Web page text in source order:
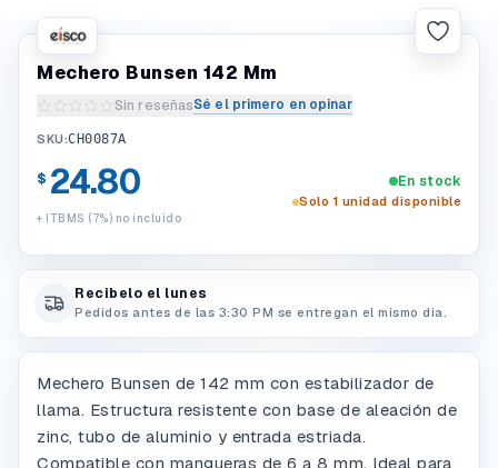
Mechero Bunsen 142 Mm
Sin reseñasSé el primero en opinar
Escribir una reseña del producto
SKU:CH0087A
$ 24.80
+ ITBMS (7%) no incluido
En stock
Solo 1 unidad disponible
Recibelo el lunes
Pedidos antes de las 3:30 PM se entregan el mismo dia.
Mechero Bunsen de 142 mm con estabilizador de
llama. Estructura resistente con base de aleación de
zinc, tubo de aluminio y entrada estriada.
Compatible con mangueras de 6 a 8 mm. Ideal para